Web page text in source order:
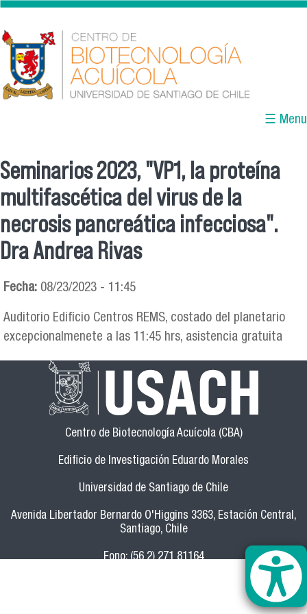
Pasar al contenido principal
☰ Menu
Se encuentra usted aquí
Seminarios 2023, "VP1, la proteína
multifascética del virus de la
necrosis pancreática infecciosa".
Dra Andrea Rivas
Fecha: 08/23/2023 - 11:45
Auditorio Edificio Centros REMS, costado del planetario
excepcionalmenete a las 11:45 hrs, asistencia gratuita
Centro de Biotecnología Acuícola (CBA)
Edificio de Investigación Eduardo Morales
Universidad de Santiago de Chile
Avenida Libertador Bernardo O'Higgins 3363, Estación Central,
Santiago, Chile
Fono: (56 2) 271 81164